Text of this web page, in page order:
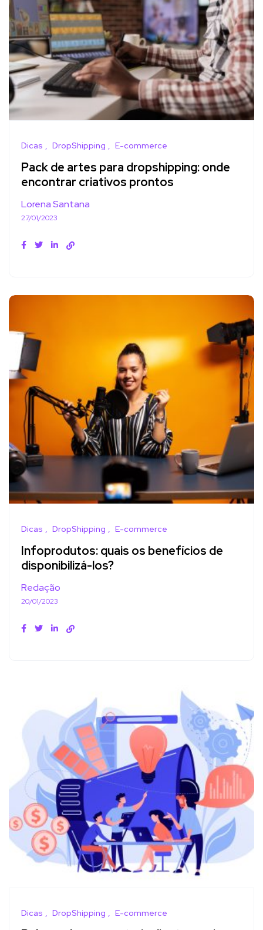
Dicas DropShipping E-commerce
Pack de artes para dropshipping: onde
encontrar criativos prontos
Lorena Santana
27/01/2023
Dicas DropShipping E-commerce
Infoprodutos: quais os benefícios de
disponibilizá-los?
Redação
20/01/2023
Dicas DropShipping E-commerce